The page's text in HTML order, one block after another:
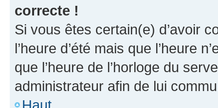
correcte !
Si vous êtes certain(e) d’avoir
l’heure d’été mais que l’heure
que l’heure de l’horloge du
administrateur afin de lui